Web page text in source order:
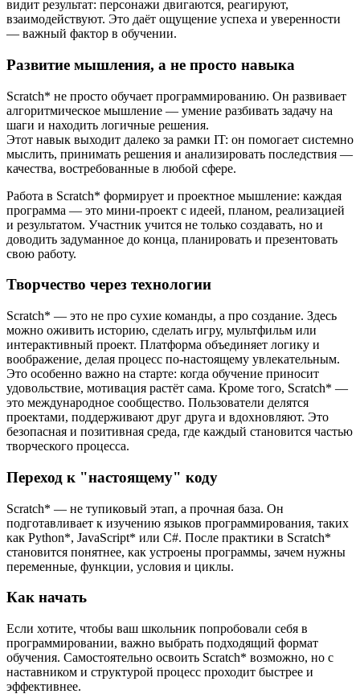
видит результат: персонажи двигаются, реагируют,
взаимодействуют. Это даёт ощущение успеха и уверенности
— важный фактор в обучении.
Развитие мышления, а не просто навыка
Scratch* не просто обучает программированию. Он развивает
алгоритмическое мышление — умение разбивать задачу на
шаги и находить логичные решения.
Этот навык выходит далеко за рамки IT: он помогает системно
мыслить, принимать решения и анализировать последствия —
качества, востребованные в любой сфере.
Работа в Scratch* формирует и проектное мышление: каждая
программа — это мини-проект с идеей, планом, реализацией
и результатом. Участник учится не только создавать, но и
доводить задуманное до конца, планировать и презентовать
свою работу.
Творчество через технологии
Scratch* — это не про сухие команды, а про создание. Здесь
можно оживить историю, сделать игру, мультфильм или
интерактивный проект. Платформа объединяет логику и
воображение, делая процесс по-настоящему увлекательным.
Это особенно важно на старте: когда обучение приносит
удовольствие, мотивация растёт сама. Кроме того, Scratch* —
это международное сообщество. Пользователи делятся
проектами, поддерживают друг друга и вдохновляют. Это
безопасная и позитивная среда, где каждый становится частью
творческого процесса.
Переход к "настоящему" коду
Scratch* — не тупиковый этап, а прочная база. Он
подготавливает к изучению языков программирования, таких
как Python*, JavaScript* или C#. После практики в Scratch*
становится понятнее, как устроены программы, зачем нужны
переменные, функции, условия и циклы.
Как начать
Если хотите, чтобы ваш школьник попробовали себя в
программировании, важно выбрать подходящий формат
обучения. Самостоятельно освоить Scratch* возможно, но с
наставником и структурой процесс проходит быстрее и
эффективнее.